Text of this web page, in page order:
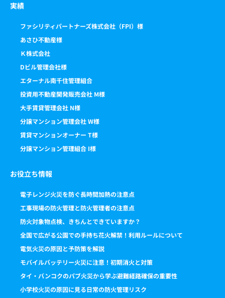
実績
ファシリティパートナーズ株式会社（FPI）様
あさひ不動産様
Ｋ株式会社
Dビル管理会社様
エターナル南千住管理組合
投資用不動産開発販売会社 M様
大手賃貸管理会社 N様
分譲マンション管理会社 W様
賃貸マンションオーナー T様
分譲マンション管理組合 I様
お役立ち情報
電子レンジ火災を防ぐ長時間加熱の注意点
工事現場の防火管理と防火管理者の注意点
防火対象物点検、きちんとできていますか？
全国で広がる公園での手持ち花火解禁！利用ルールについて
電気火災の原因と予防策を解説
モバイルバッテリー火災に注意！初期消火と対策
タイ・バンコクのパブ火災から学ぶ避難経路確保の重要性
小学校火災の原因に見る日常の防火管理リスク